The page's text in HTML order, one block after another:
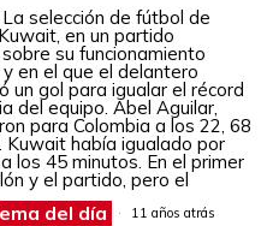
selección de fútbol de
en un partido
su funcionamiento
en el que el delantero
un gol para igualar el récord
del equipo. Abel Aguilar,
para Colombia a los 22, 68
había igualado por
los 45 minutos. En el primer
y el partido, pero el
del día 11 años atrás